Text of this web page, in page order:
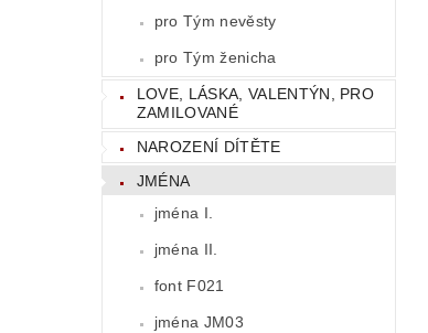
pro Tým nevěsty
pro Tým ženicha
LOVE, LÁSKA, VALENTÝN, PRO
ZAMILOVANÉ
NAROZENÍ DÍTĚTE
JMÉNA
jména I.
jména II.
font F021
jména JM03